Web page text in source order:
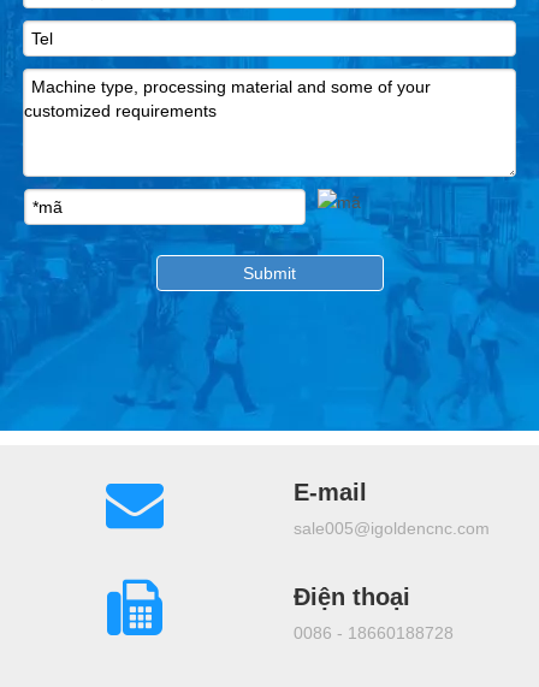
Submit
E-mail
sale005@igoldencnc.com
Điện thoại
0086 - 18660188728